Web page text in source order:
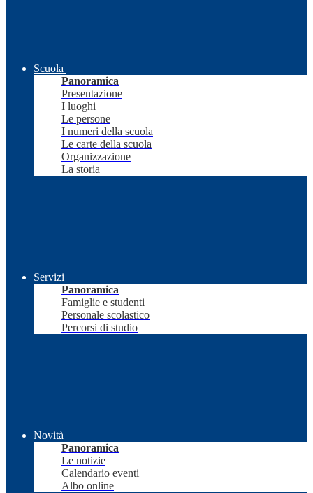
Scuola
Panoramica
Presentazione
I luoghi
Le persone
I numeri della scuola
Le carte della scuola
Organizzazione
La storia
Servizi
Panoramica
Famiglie e studenti
Personale scolastico
Percorsi di studio
Novità
Panoramica
Le notizie
Calendario eventi
Albo online